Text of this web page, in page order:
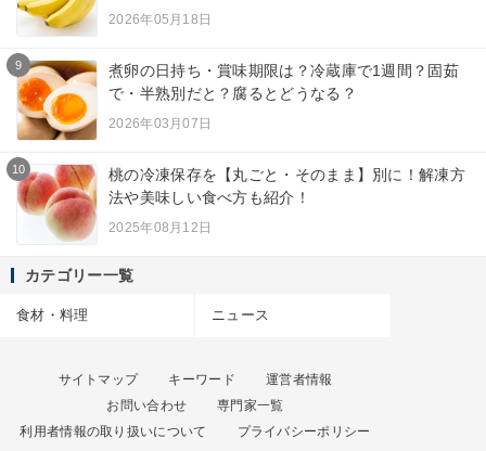
2026年05月18日
9
煮卵の日持ち・賞味期限は？冷蔵庫で1週間？固茹
で・半熟別だと？腐るとどうなる？
2026年03月07日
10
桃の冷凍保存を【丸ごと・そのまま】別に！解凍方
法や美味しい食べ方も紹介！
2025年08月12日
カテゴリー一覧
食材・料理 ニュース
サイトマップ キーワード
運営者情報
お問い合わせ
専門家一覧
利用者情報の取り扱いについて
プライバシーポリシー